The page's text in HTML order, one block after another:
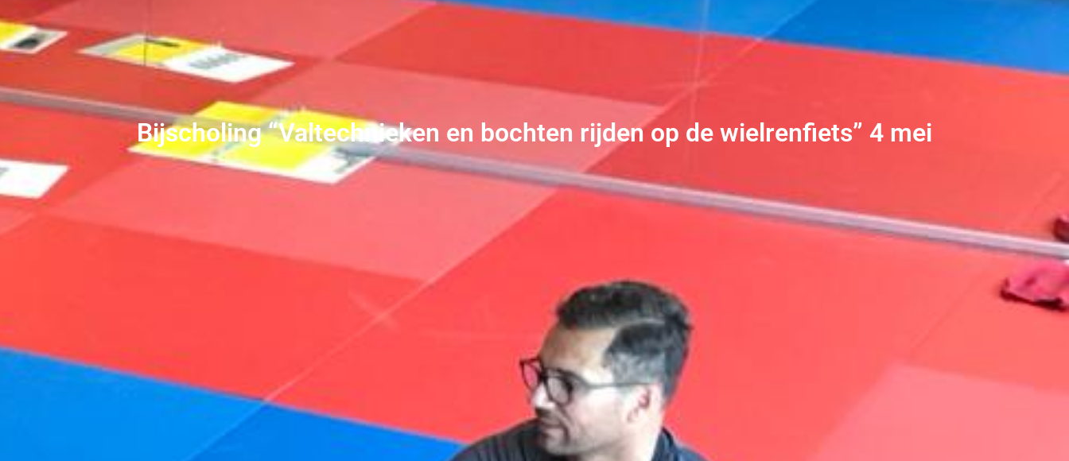
Bijscholing “Valtechnieken en bochten rijden op de wielrenfiets” 4 mei